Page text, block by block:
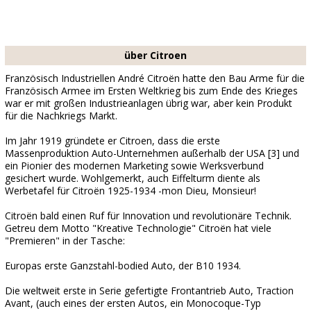
über Citroen
Französisch Industriellen André Citroën hatte den Bau Arme für die
Französisch Armee im Ersten Weltkrieg bis zum Ende des Krieges
war er mit großen Industrieanlagen übrig war, aber kein Produkt
für die Nachkriegs Markt.
Im Jahr 1919 gründete er Citroen, dass die erste
Massenproduktion Auto-Unternehmen außerhalb der USA [3] und
ein Pionier des modernen Marketing sowie Werksverbund
gesichert wurde. Wohlgemerkt, auch Eiffelturm diente als
Werbetafel für Citroën 1925-1934 -mon Dieu, Monsieur!
Citroën bald einen Ruf für Innovation und revolutionäre Technik.
Getreu dem Motto "Kreative Technologie" Citroën hat viele
"Premieren" in der Tasche:
Europas erste Ganzstahl-bodied Auto, der B10 1934.
Die weltweit erste in Serie gefertigte Frontantrieb Auto, Traction
Avant, (auch eines der ersten Autos, ein Monocoque-Typ